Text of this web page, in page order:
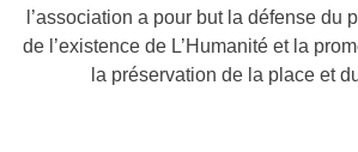
l’association a pour but la défense
de l’existence de L’Humanité et la
la préservation de la place et